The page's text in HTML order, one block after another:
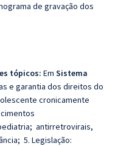
de gravação dos
tópicos: Em Sistema
e garantia dos direitos do
cronicamente
antirretrovirais,
5. Legislação: